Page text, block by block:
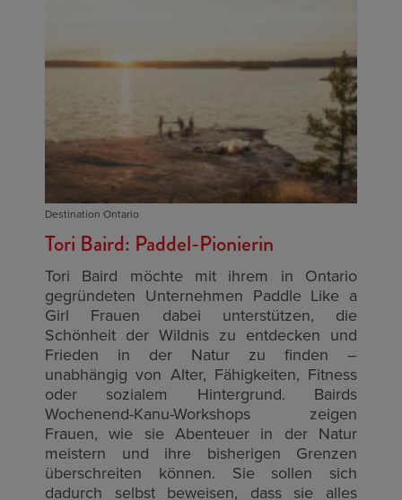
Destination Ontario
Tori Baird: Paddel-Pionierin
Tori Baird möchte mit ihrem in Ontario
gegründeten Unternehmen Paddle Like a
Girl Frauen dabei unterstützen, die
Schönheit der Wildnis zu entdecken und
Frieden in der Natur zu finden –
unabhängig von Alter, Fähigkeiten, Fitness
oder sozialem Hintergrund. Bairds
Wochenend-Kanu-Workshops zeigen
Frauen, wie sie Abenteuer in der Natur
meistern und ihre bisherigen Grenzen
überschreiten können. Sie sollen sich
dadurch selbst beweisen, dass sie alles